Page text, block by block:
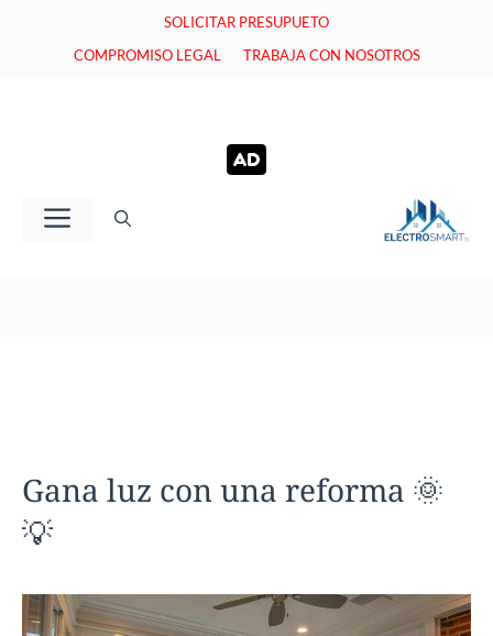
SOLICITAR PRESUPUETO
COMPROMISO LEGAL
TRABAJA CON NOSOTROS
Menú
Gana luz con una reforma 🌞
💡